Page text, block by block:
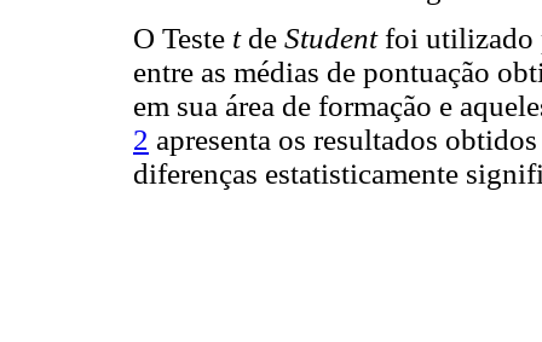
O Teste tde Studentfoi utilizado
entre as médias de pontuação
em sua área de formação e
2 apresenta os resultados
diferenças estatisticamente